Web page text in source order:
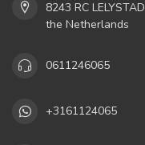
8243 RC LELYSTAD
the Netherlands
0611246065
+3161124065